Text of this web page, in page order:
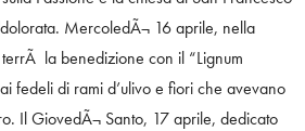
MercoledÃ¬ 16 aprile, nella
la benedizione con il “Lignum
fedeli di rami d’ulivo e fiori che avevano
Il GiovedÃ¬ Santo, 17 aprile, dedicato